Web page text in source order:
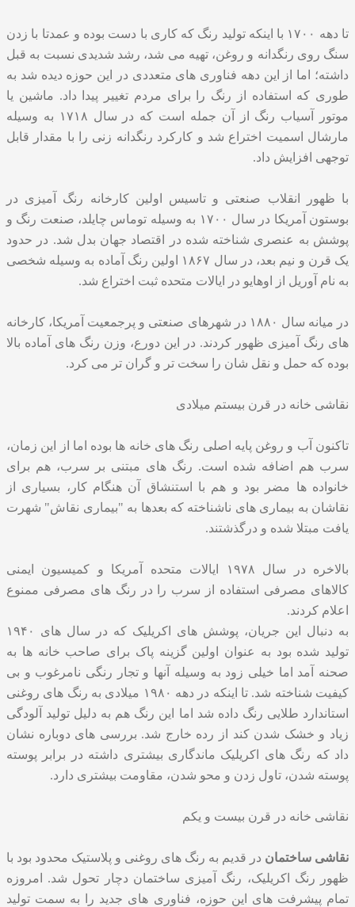
تا دهه ۱۷۰۰ با اینکه تولید رنگ که کاری با دست بوده و عمدتا با زدن
سنگ روی رنگدانه و روغن، تهیه می شد، رشد شدیدی نسبت به قبل
داشته؛ اما از این دهه فناوری های متعددی در این حوزه دیده شد به
طوری که استفاده از رنگ را برای مردم تغییر پیدا داد. ماشین یا
موتور آسیاب رنگ از آن جمله است که در سال ۱۷۱۸ به وسیله
مارشال اسمیت اختراع شد‌ و کارکرد رنگدانه زنی را با مقدار قابل
توجهی افزایش داد.
با ظهور انقلاب صنعتی و تاسیس اولین کارخانه رنگ آمیزی در
بوستون آمریکا در سال ۱۷۰۰ به وسیله توماس چایلد، صنعت رنگ و
پوشش به عنصری شناخته شده در اقتصاد جهان بدل شد. در حدود
یک قرن و نیم بعد، در سال ۱۸۶۷ اولین رنگ آماده به وسیله شخصی
به نام آوریل از اوهایو در ایالات متحده ثبت اختراع شد.
در میانه سال ۱۸۸۰ در شهرهای صنعتی و پرجمعیت آمریکا، کارخانه
های رنگ آمیزی ظهور کردند. در این دورع، وزن رنگ های آماده بالا
بوده که حمل و نقل شان را سخت تر و گران تر می‌ کرد.
نقاشی خانه در قرن بیستم میلادی
تاکنون آب و روغن پایه اصلی رنگ های خانه ها بوده اما از این زمان،
سرب هم اضافه شده است. رنگ های مبتنی بر سرب، هم برای
خانواده ها مضر بود و هم با استنشاق آن هنگام کار، بسیاری از
نقاشان به بیماری های ناشناخته که بعدها به "بیماری نقاش" شهرت
یافت مبتلا شده و درگذشتند.
بالاخره در سال ۱۹۷۸ ایالات متحده آمریکا و کمیسیون ایمنی
کالاهای مصرفی استفاده از سرب را در رنگ های مصرفی ممنوع
اعلام کردند.
به دنبال این جریان، پوشش های اکریلیک که در سال های ۱۹۴۰
تولید شده بود به عنوان اولین گزینه پاک برای صاحب خانه ها به
صحنه آمد اما خیلی زود به وسیله آنها و تجار رنگی نامرغوب و بی
کیفیت شناخته شد. تا اینکه در دهه ۱۹۸۰ میلادی به رنگ های روغنی
استاندارد طلایی رنگ داده شد اما این رنگ هم به دلیل تولید آلودگی
زیاد و خشک شدن کند از رده خارج شد. بررسی های دوباره نشان
داد که رنگ های اکریلیک ماندگاری بیشتری داشته در برابر پوسته
پوسته شدن، تاول زدن و محو شدن، مقاومت بیشتری دارد.
نقاشی خانه در قرن بیست و یکم
نقاشی ساختمان در قدیم به رنگ های روغنی و پلاستیک محدود بود‌ با
ظهور رنگ اکریلیک، رنگ آمیزی ساختمان دچار تحول شد. امروزه
تمام پیشرفت های این حوزه، فناوری های جدید را به سمت تولید